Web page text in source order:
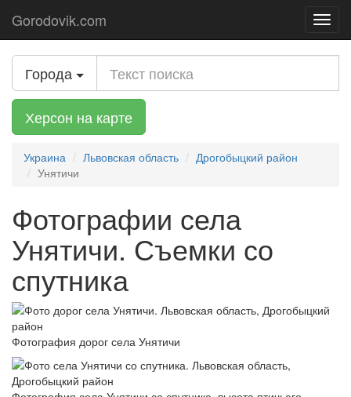
Gorodovik.com
Города
Херсон на карте
Украина Львовская область
Дрогобыцкий район
Унятичи
Фотографии села
Унятичи. Съемки со
спутника
Фотография дорог села Унятичи